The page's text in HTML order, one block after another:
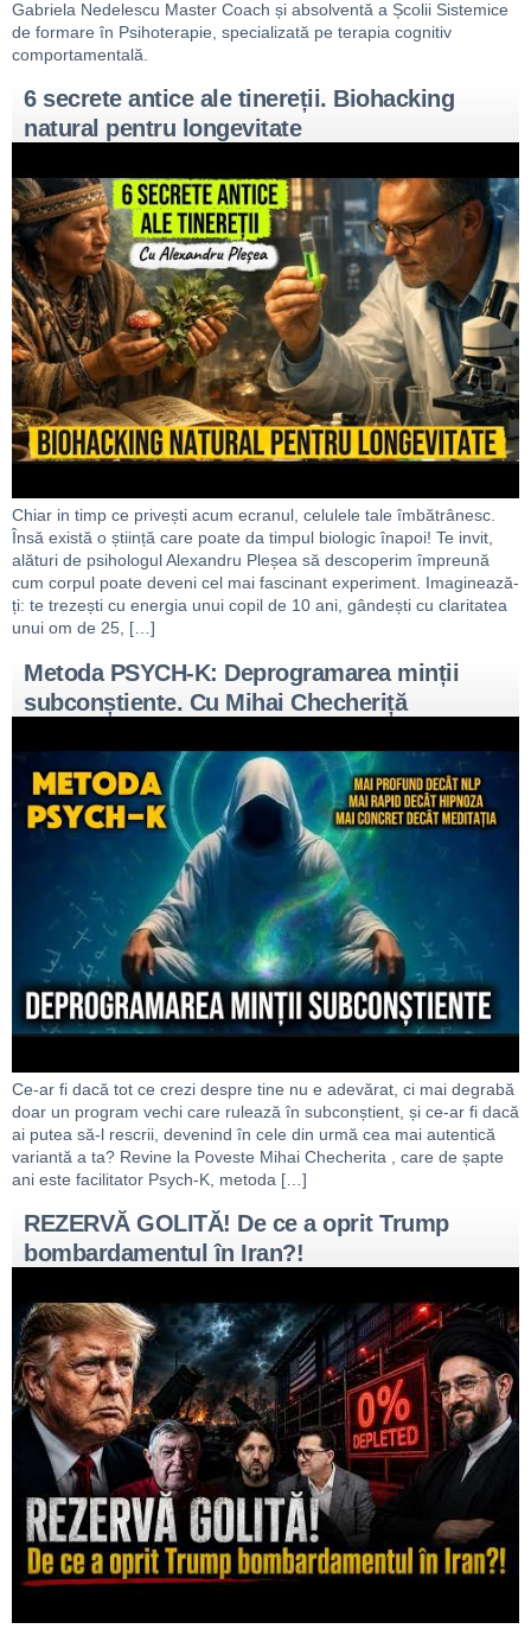
Gabriela Nedelescu Master Coach și absolventă a Școlii Sistemice
de formare în Psihoterapie, specializată pe terapia cognitiv
comportamentală.
6 secrete antice ale tinereții. Biohacking
natural pentru longevitate
Chiar in timp ce privești acum ecranul, celulele tale îmbătrânesc.
Însă există o știință care poate da timpul biologic înapoi! Te invit,
alături de psihologul Alexandru Pleșea să descoperim împreună
cum corpul poate deveni cel mai fascinant experiment. Imaginează-
ți: te trezești cu energia unui copil de 10 ani, gândești cu claritatea
unui om de 25, […]
Metoda PSYCH-K: Deprogramarea minții
subconștiente. Cu Mihai Checheriță
Ce-ar fi dacă tot ce crezi despre tine nu e adevărat, ci mai degrabă
doar un program vechi care rulează în subconștient, și ce-ar fi dacă
ai putea să-l rescrii, devenind în cele din urmă cea mai autentică
variantă a ta? Revine la Poveste Mihai Checherita , care de șapte
ani este facilitator Psych-K, metoda […]
REZERVĂ GOLITĂ! De ce a oprit Trump
bombardamentul în Iran?!